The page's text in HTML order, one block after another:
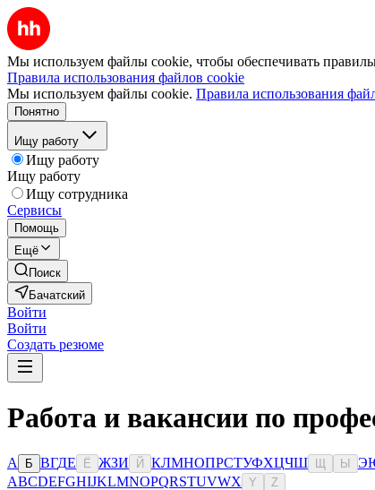
Мы используем файлы cookie, чтобы обеспечивать
Правила использования файлов cookie
Мы используем файлы cookie. Правила использования
Понятно
Ищу работу
Ищу работу
Ищу работу
Ищу сотрудника
Сервисы
Помощь
Ещё
Поиск
Бачатский
Войти
Войти
Создать резюме
Работа и вакансии по
А Б ВГДЕ Ё ЖЗИ Й КЛМНОПРСТУФХЦЧШ Ы Э
ABCDEFGHIJKLMNOPQRSTUVWX Y Z